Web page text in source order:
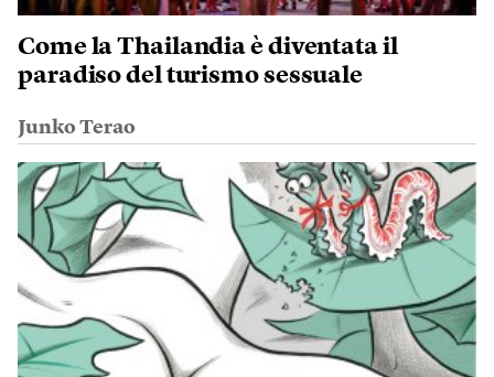
Come la Thailandia è diventata il
paradiso del turismo sessuale
Junko Terao